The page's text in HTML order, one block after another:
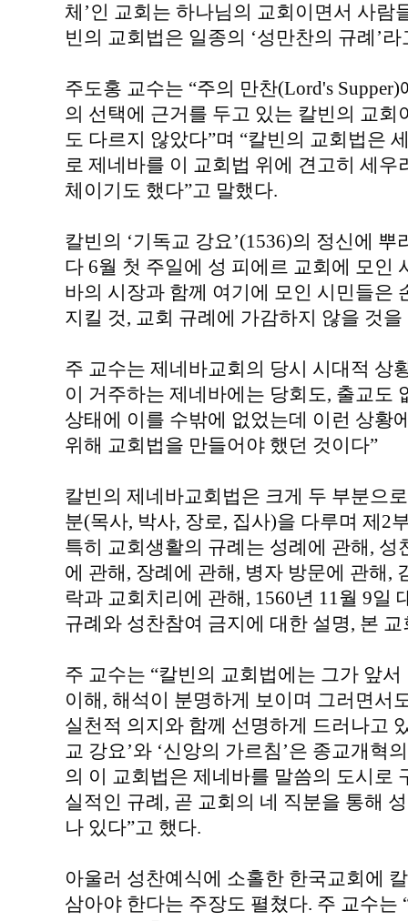
체’인 교회는 하나님의 교회이면서 사람
빈의 교회법은 일종의 ‘성만찬의 규례’
주도홍 교수는 “주의 만찬(Lord's
의 선택에 근거를 두고 있는 칼빈의 교
도 다르지 않았다”며 “칼빈의 교회법은
로 제네바를 이 교회법 위에 견고히 세
체이기도 했다”고 말했다.
칼빈의 ‘기독교 강요’(1536)의 정신에
다 6월 첫 주일에 성 피에르 교회에 모인
바의 시장과 함께 여기에 모인 시민들은
지킬 것, 교회 규례에 가감하지 않을 것
주 교수는 제네바교회의 당시 시대적 상
이 거주하는 제네바에는 당회도, 출교도
상태에 이를 수밖에 없었는데 이런 상황
위해 교회법을 만들어야 했던 것이다”
칼빈의 제네바교회법은 크게 두 부분으
분(목사, 박사, 장로, 집사)을 다루며 제2
특히 교회생활의 규례는 성례에 관해, 성
에 관해, 장례에 관해, 병자 방문에 관해,
락과 교회치리에 관해, 1560년 11월 9일
규례와 성찬참여 금지에 대한 설명, 본
주 교수는 “칼빈의 교회법에는 그가 앞
이해, 해석이 분명하게 보이며 그러면서
실천적 의지와 함께 선명하게 드러나고
교 강요’와 ‘신앙의 가르침’은 종교개혁
의 이 교회법은 제네바를 말씀의 도시로
실적인 규례, 곧 교회의 네 직분을 통해
나 있다”고 했다.
아울러 성찬예식에 소홀한 한국교회에
삼아야 한다는 주장도 펼쳤다. 주 교수는